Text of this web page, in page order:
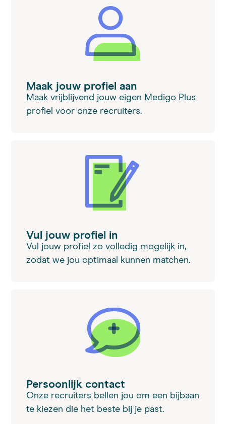
Maak jouw profiel aan
Maak vrijblijvend jouw eigen Medigo Plus
profiel voor onze recruiters.
Vul jouw profiel in
Vul jouw profiel zo volledig mogelijk in,
zodat we jou optimaal kunnen matchen.
Persoonlijk contact
Onze recruiters bellen jou om een bijbaan
te kiezen die het beste bij je past.